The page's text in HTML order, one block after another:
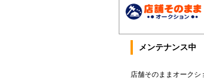
メンテナンス中
店舗そのままオークシ